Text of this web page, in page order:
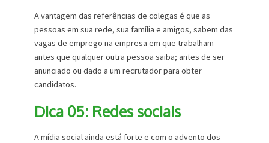
A vantagem das referências de colegas é que as
pessoas em sua rede, sua família e amigos, sabem das
vagas de emprego na empresa em que trabalham
antes que qualquer outra pessoa saiba; antes de ser
anunciado ou dado a um recrutador para obter
candidatos.
Dica 05: Redes sociais
A mídia social ainda está forte e com o advento dos